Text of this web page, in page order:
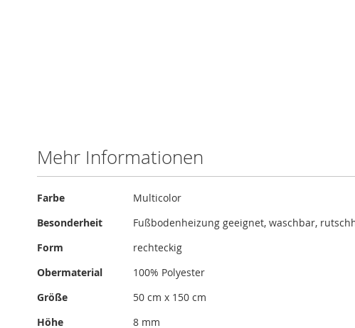
springen
Mehr Informationen
Mehr
Farbe
Multicolor
Besonderheit
Fußbodenheizung geeignet, waschbar,
Form
rechteckig
Obermaterial
100% Polyester
Größe
50 cm x 150 cm
Höhe
8 mm